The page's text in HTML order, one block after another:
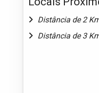
Distância de 2
Distância de 3